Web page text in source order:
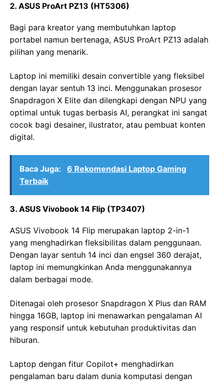
2. ASUS ProArt PZ13 (HT5306)
Bagi para kreator yang membutuhkan laptop
portabel namun bertenaga, ASUS ProArt PZ13 adalah
pilihan yang menarik.
Laptop ini memiliki desain convertible yang fleksibel
dengan layar sentuh 13 inci. Menggunakan prosesor
Snapdragon X Elite dan dilengkapi dengan NPU yang
optimal untuk tugas berbasis AI, perangkat ini sangat
cocok bagi desainer, ilustrator, atau pembuat konten
digital.
Baca Juga:
6 Rekomendasi Laptop Gaming
Terbaik
3. ASUS Vivobook 14 Flip (TP3407)
ASUS Vivobook 14 Flip merupakan laptop 2-in-1
yang menghadirkan fleksibilitas dalam penggunaan.
Dengan layar sentuh 14 inci dan engsel 360 derajat,
laptop ini memungkinkan Anda menggunakannya
dalam berbagai mode.
Ditenagai oleh prosesor Snapdragon X Plus dan RAM
hingga 16GB, laptop ini menawarkan pengalaman AI
yang responsif untuk kebutuhan produktivitas dan
hiburan.
Laptop dengan fitur Copilot+ menghadirkan
pengalaman baru dalam dunia komputasi dengan